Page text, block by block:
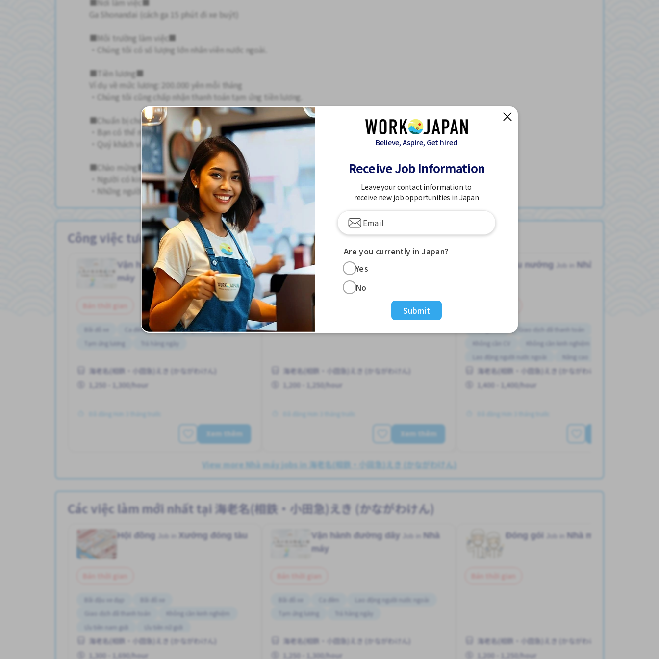
■Nơi làm việc■
Ga Shonandai (cách ga 15 phút đi xe buýt)
■Môi trường làm việc■
・Chúng tôi có số lượng lớn nhân viên nước ngoài.
■Tiền lương■
Ví dụ về mức lương: 200.000 yên mỗi tháng
・Chúng tôi cũng chấp nhận thanh toán tạm ứng tiền lương.
■Chuẩn bị cho cuộc phỏng vấn■
・Bạn có thể nhận được điện thoại để xác nhận ngày giờ phỏng vấn.
・Quý khách vui lòng mang theo thẻ cư trú khi đến phỏng vấn.
■Chào mừng■
・Người có kinh nghiệm sản xuất thực phẩm
・Những người có thể giới thiệu bản thân bằng tiếng Nhật
Công việc tương tự
Vận hành đường dâyJob inNhà
máy
Ca đêm
Lao động người nước ngoài
Tạm ứng lương
Trả hàng ngày
海老名(相鉄・小田急)えき (かながわけん)
1,250 - 1,300/hour
Đã đăng Hơn 3 tháng trước
Xem thêm
Đóng góiJob in
Bán thời gian
海老名(相鉄・小田急)えき (かながわけん)
1,200 - 1,250/hour
Đã đăng Hơn 3 tháng trước
Xem thêm
Nấu nướng Nhà máy
Giao dịch đã thanh toán
Không cần CV
Không cần kinh nghiệm
Lao động người nước ngoài
Nâng cao
Tạm ứng lương
Ưu tiên nữ giới
海老名(相鉄・小田急)えき (かながわけん)
1,400 - 1,400/hour
Đã đăng Hơn 3 tháng trước
View more Nhà máy jobs in 海老名(相鉄・小田急)えき (かながわけん)
Các việc làm mới nhất tại 海老名(相鉄・小田急)えき (かながわけん)
Hội đồng Xưởng đóng tàu
Bãi đậu xe đạp
Giao dịch đã thanh toán
Không cần kinh nghiệm
Ưu tiên nam giới
Ưu tiên nữ giới
海老名(相鉄・小田急)えき (かながわけん)
1,300 - 1,690/hour
Vận hành đường dây
Nhà
máy
Lao động người nước ngoài
Tạm ứng lương
Trả hàng ngày
海老名(相鉄・小田急)えき (かながわけん)
1,250 - 1,300/hour
Đóng gói Nhà máy
海老名(相鉄・小田急)えき (かながわけん)
1,200 - 1,250/hour
Believe, Aspire, Get hired
Receive Job Information
Leave your contact information to
receive new job opportunities in Japan
Are you currently in Japan?
Yes
No
Submit